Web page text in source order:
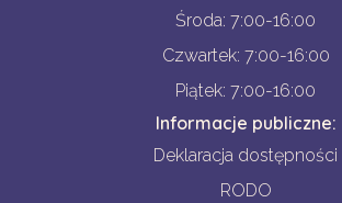
Środa: 7:00-16:00
Czwartek: 7:00-16:00
Piątek: 7:00-16:00
Informacje publiczne:
Deklaracja dostępności
RODO